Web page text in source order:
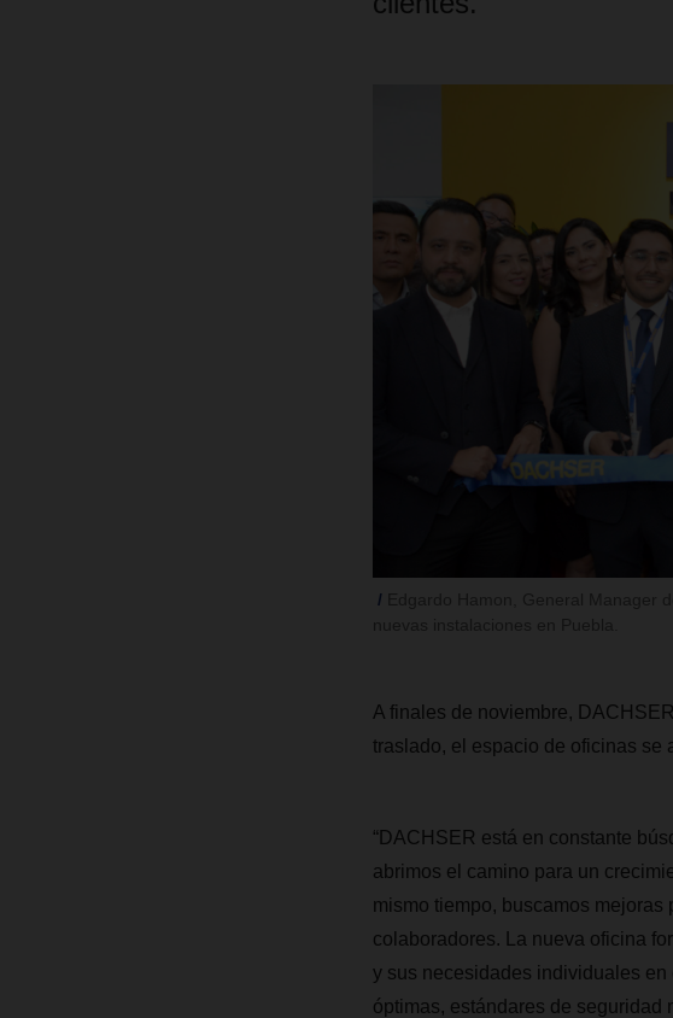
A finales de noviembre,
traslado, el espacio de oficinas se
“DACHSER está en constante
abrimos el camino para un
mismo tiempo, buscamos
colaboradores. La nueva oficina
y sus necesidades individuales
óptimas, estándares de seguridad